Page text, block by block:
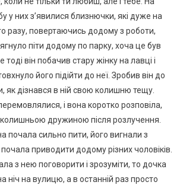
у них з’явилися близнючки, які дуже на
разу, повертаючись додому з роботи,
піти додому по парку, хоча це був
він побачив стару жінку на лавці і
його підійти до неї. Зробив він до
як дізнався в ній свою колишню тещу.
і вона коротко розповіла,
дружиною після розлучення.
почала сильно пити, його вигнали з
почала приводити додому різних чоловіків.
з нею поговорити і зрозуміти, то дочка
ніч на вулицю, а в останній раз просто